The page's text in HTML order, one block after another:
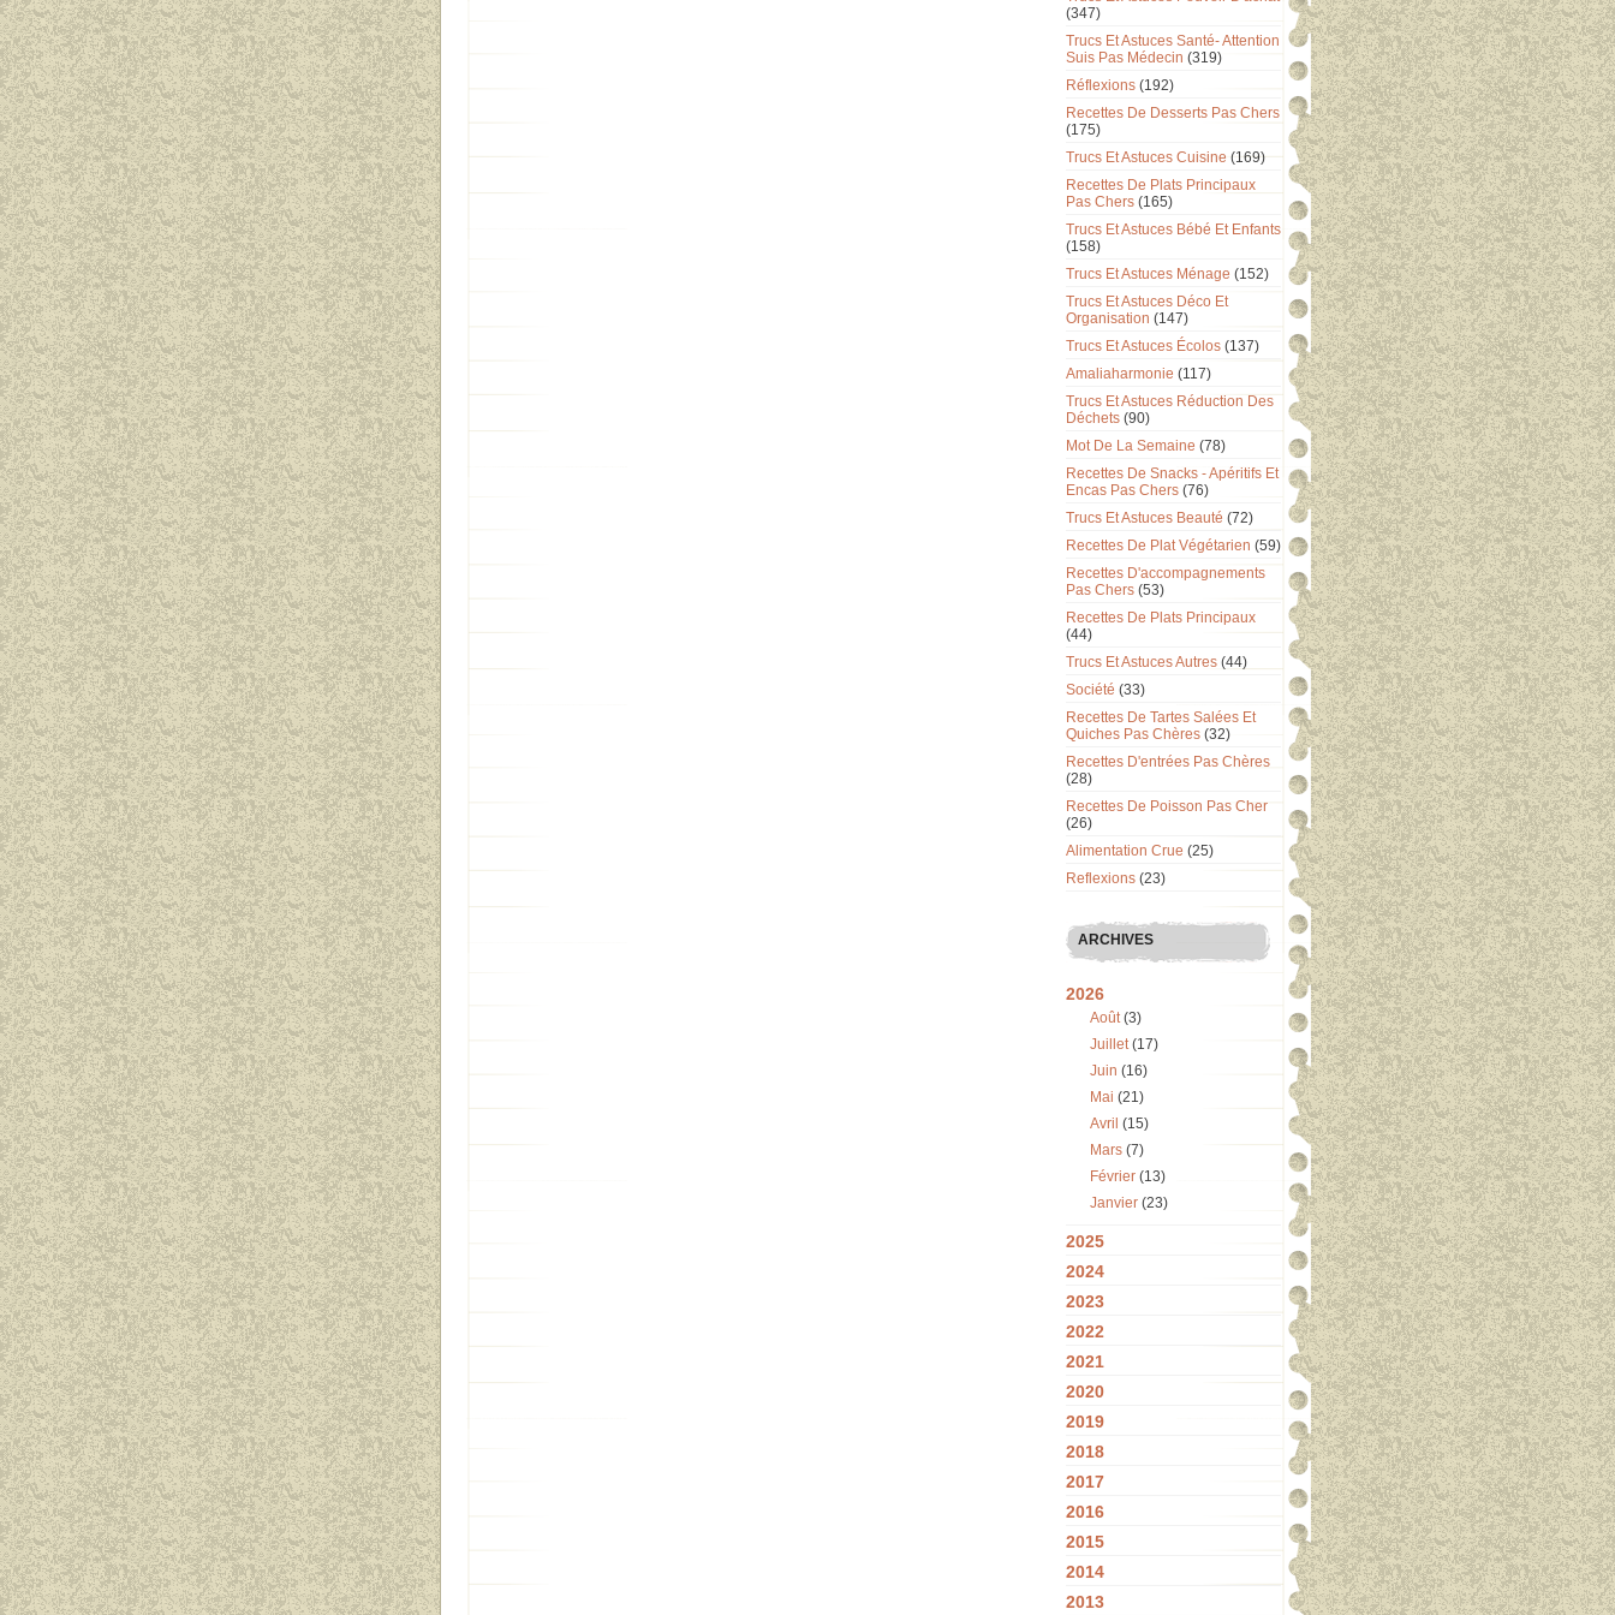
(347)
Trucs Et Astuces Santé- Attention
Suis Pas Médecin (319)
Réflexions (192)
Recettes De Desserts Pas Chers
(175)
Trucs Et Astuces Cuisine (169)
Recettes De Plats Principaux
Pas Chers (165)
Trucs Et Astuces Bébé Et Enfants
(158)
Trucs Et Astuces Ménage (152)
Trucs Et Astuces Déco Et
Organisation (147)
Trucs Et Astuces Écolos (137)
Amaliaharmonie (117)
Trucs Et Astuces Réduction Des
Déchets (90)
Mot De La Semaine (78)
Recettes De Snacks - Apéritifs Et
Encas Pas Chers (76)
Trucs Et Astuces Beauté (72)
Recettes De Plat Végétarien (59)
Recettes D'accompagnements
Pas Chers (53)
Recettes De Plats Principaux
(44)
Trucs Et Astuces Autres (44)
Société (33)
Recettes De Tartes Salées Et
Quiches Pas Chères (32)
Recettes D'entrées Pas Chères
(28)
Recettes De Poisson Pas Cher
(26)
Alimentation Crue (25)
Reflexions (23)
ARCHIVES
2026
Août(3)
Juillet(17)
Juin (16)
Mai (21)
Avril (15)
Mars (7)
Février (13)
Janvier (23)
2025
2024
2023
2022
2021
2020
2019
2018
2017
2016
2015
2014
2013